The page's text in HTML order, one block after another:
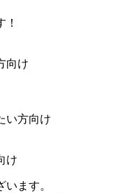
向け
い方向け
け
ます。